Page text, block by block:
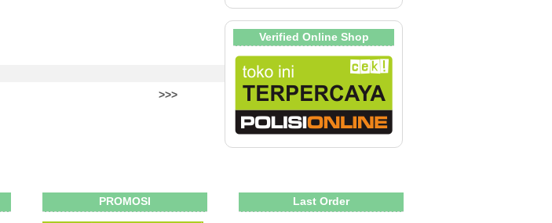
>>>
Verified Online Shop
PROMOSI Last Order